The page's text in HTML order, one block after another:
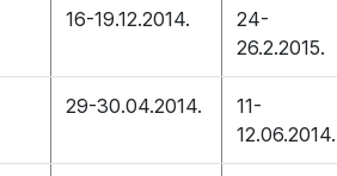
16-19.12.2014.
24-
26.2.2015.
29-30.04.2014.
11-
12.06.2014.